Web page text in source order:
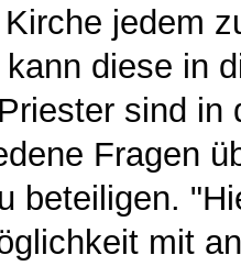
jedem
diese in
sind in
Fragen
beteiligen.
mit